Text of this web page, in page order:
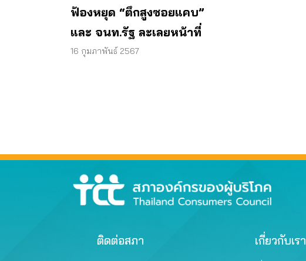
ฟ้องหยุด “ตึกสูงซอยแคบ”
และ จนท.รัฐ ละเลยหน้าที่
16 กุมภาพันธ์ 2567
ติดต่อสภา เกี่ยวกับเรา